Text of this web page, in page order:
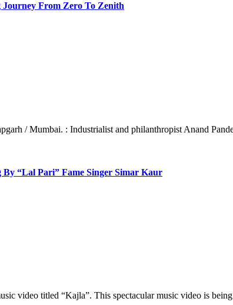
From Zero To Zenith
/ Mumbai. : Industrialist and philanthropist Anand
By “Lal Pari” Fame Singer Simar Kaur
video titled “Kajla”. This spectacular music video is